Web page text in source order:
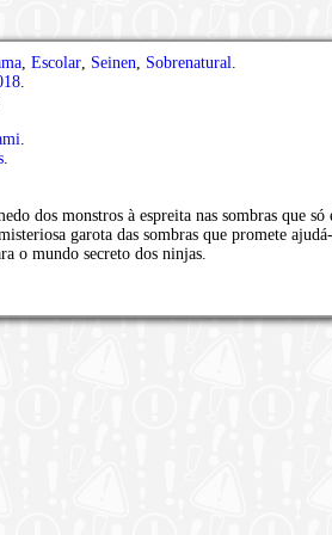
, Escolar, Seinen, Sobrenatural.
.
.
.
dos monstros à espreita nas sombras que só
garota das sombras que promete
o mundo secreto dos ninjas.